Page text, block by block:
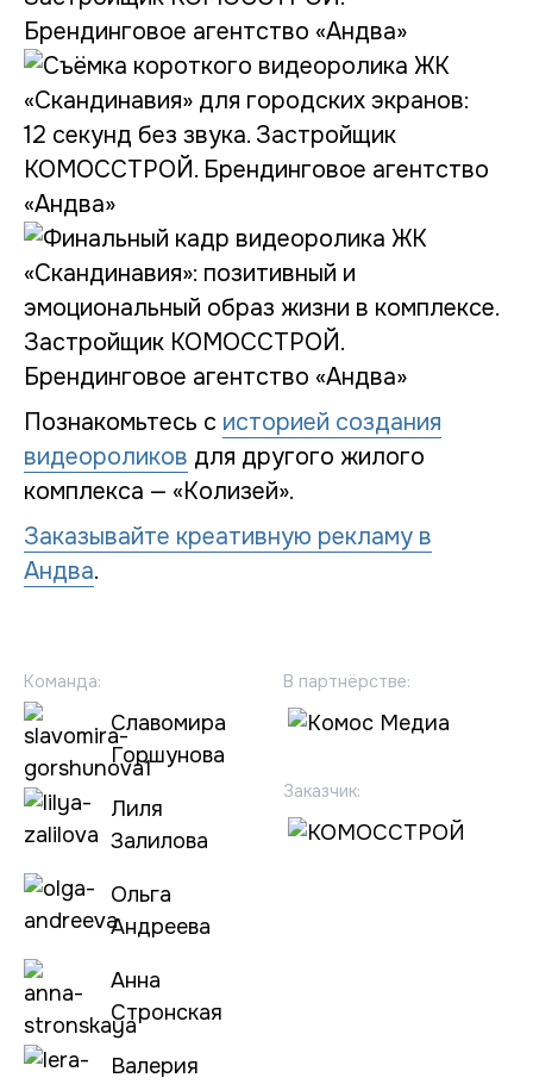
Познакомьтесь с историей создания
видеороликов для другого жилого
комплекса — «Колизей».
Заказывайте креативную рекламу в
Андва.
Команда:
Славомира
Горшунова
Лиля
Залилова
Ольга
Андреева
Анна
Стронская
Валерия
В партнёрстве:
Заказчик: